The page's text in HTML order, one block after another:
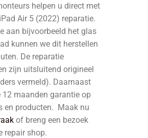
helpen u direct met
Air 5 (2022) reparatie.
aan bijvoorbeeld het glas
kunnen we dit herstellen
De reparatie
zijn uitsluitend origineel
vermeld). Daarnaast
12 maanden garantie op
en producten. Maak nu
of breng een bezoek
repair shop.